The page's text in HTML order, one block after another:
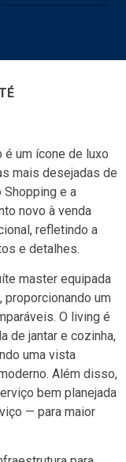
um ícone de luxo
mais desejadas de
Shopping e a
novo à venda
refletindo a
e detalhes.
master equipada
proporcionando um
O living é
de jantar e cozinha,
uma vista
Além disso,
bem planejada
— para maior